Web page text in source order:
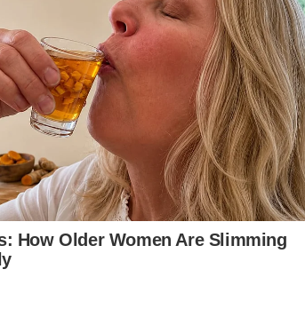
itu dilaporkan pulih daripada
Novichok, sejenis racun saraf era
hampir meragut nyawanya.
dihukum penjara 19 tahun,
yang mendapat kecaman kumpulan
dan di Barat kerana hukuman itu
pembalasan atas
terhadap Kremlin. - Agensi
tragedi bagi Rusia - Hillary Clinton
Alexei Navalny menghantar